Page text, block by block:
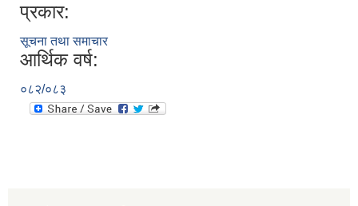
प्रकार:
सूचना तथा समाचार
आर्थिक वर्ष:
०८२/०८३